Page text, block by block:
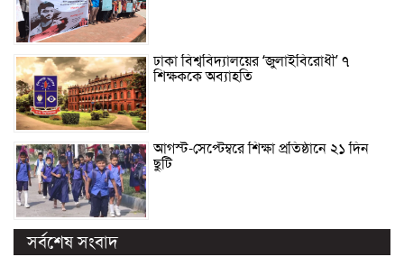
ঢাকা বিশ্ববিদ্যালয়ের ‘জুলাইবিরোধী’ ৭
শিক্ষককে অব্যাহতি
আগস্ট-সেপ্টেম্বরে শিক্ষা প্রতিষ্ঠানে ২১ দিন
ছুটি
সর্বশেষ সংবাদ